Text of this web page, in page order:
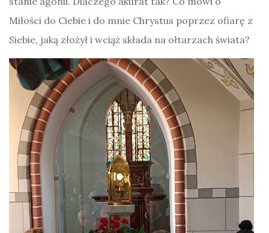
Miłości do Ciebie i do mnie Chrystus poprzez ofiarę z
Siebie, jaką złożył i wciąż składa na ołtarzach świata?